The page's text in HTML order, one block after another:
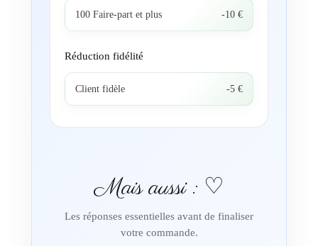
100 Faire-part et plus -10 €
Réduction fidélité
Client fidèle -5 €
Mais aussi : ♡
Les réponses essentielles avant de finaliser
votre commande.